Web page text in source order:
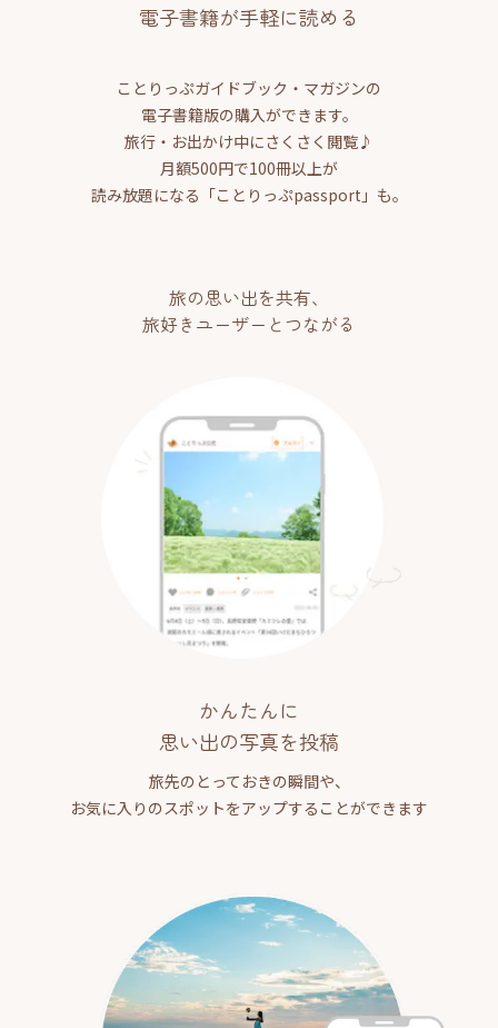
電子書籍が手軽に読める
ことりっぷガイドブック・マガジンの
電子書籍版の購入ができます。
旅行・お出かけ中にさくさく閲覧♪
月額500円で100冊以上が
読み放題になる「ことりっぷpassport」も。
旅の思い出を共有、
旅好きユーザーとつながる
かんたんに
思い出の写真を投稿
旅先のとっておきの瞬間や、
お気に入りのスポットをアップすることができます